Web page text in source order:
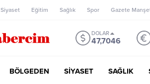
Siyaset Eğitim Sağlık Spor Gazete
DOLAR
47,7046
BÖLGEDEN SİYASET SAĞLIK